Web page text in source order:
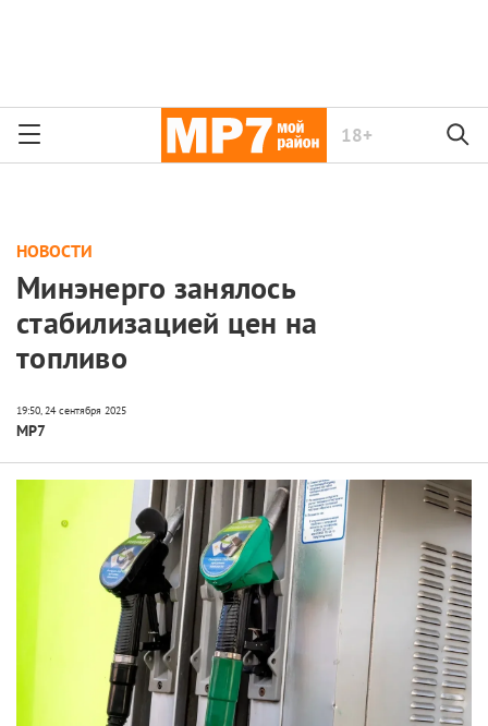
18+
НОВОСТИ
Минэнерго занялось
стабилизацией цен на
топливо
МР7